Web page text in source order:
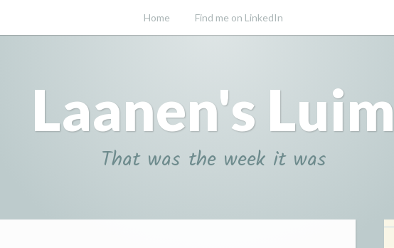
Home Find me on LinkedIn
Laanen's Luim
That was the week it was